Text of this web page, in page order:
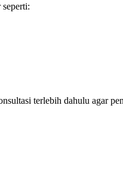
terlebih dahulu agar